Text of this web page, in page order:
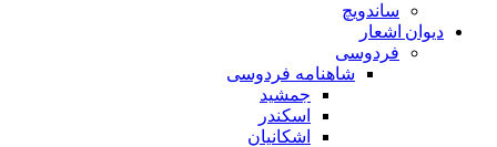
ساندویچ
دیوان اشعار
فردوسی
شاهنامه فردوسی
جمشید
اسکندر
اشکانیان